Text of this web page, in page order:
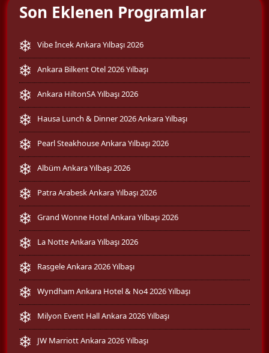
Son Eklenen Programlar
Vibe İncek Ankara Yılbaşı 2026
Ankara Bilkent Otel 2026 Yılbaşı
Ankara HiltonSA Yılbaşı 2026
Hausa Lunch & Dinner 2026 Ankara Yılbaşı
Pearl Steakhouse Ankara Yılbaşı 2026
Albüm Ankara Yılbaşı 2026
Patra Arabesk Ankara Yılbaşı 2026
Grand Wonne Hotel Ankara Yılbaşı 2026
La Notte Ankara Yılbaşı 2026
Rasgele Ankara 2026 Yılbaşı
Wyndham Ankara Hotel & No4 2026 Yılbaşı
Milyon Event Hall Ankara 2026 Yılbaşı
JW Marriott Ankara 2026 Yılbaşı